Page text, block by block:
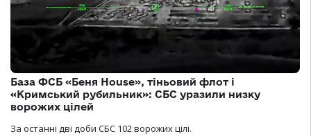
База ФСБ «Беня House», тіньовий флот і
«Кримський рубильник»: СБС уразили низку
ворожих цілей
За останні дві доби СБС 102 ворожих цілі.